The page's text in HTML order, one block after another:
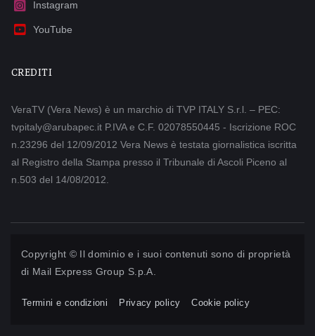
Instagram
YouTube
CREDITI
VeraTV (Vera News) è un marchio di TVP ITALY S.r.l. – PEC:
tvpitaly@arubapec.it P.IVA e C.F. 02078550445 - Iscrizione ROC
n.23296 del 12/09/2012 Vera News è testata giornalistica iscritta
al Registro della Stampa presso il Tribunale di Ascoli Piceno al
n.503 del 14/08/2012.
Copyright © Il dominio e i suoi contenuti sono di proprietà
di Mail Express Group S.p.A.
Termini e condizioni Privacy policy Cookie policy